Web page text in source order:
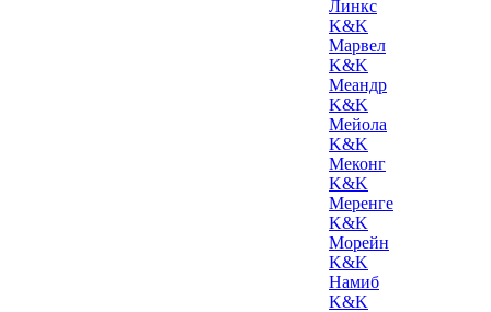
Линкс
K&K
Марвел
K&K
Меандр
K&K
Мейола
K&K
Меконг
K&K
Меренге
K&K
Морейн
K&K
Намиб
K&K